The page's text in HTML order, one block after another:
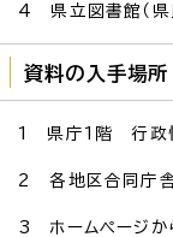
4 県立図書館（県
資料の入手場所
1 県庁1階 行政
2 各地区合同庁舎
3 ホームページか